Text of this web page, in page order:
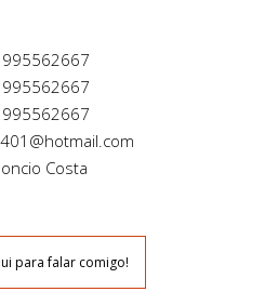
Costa
para falar comigo!